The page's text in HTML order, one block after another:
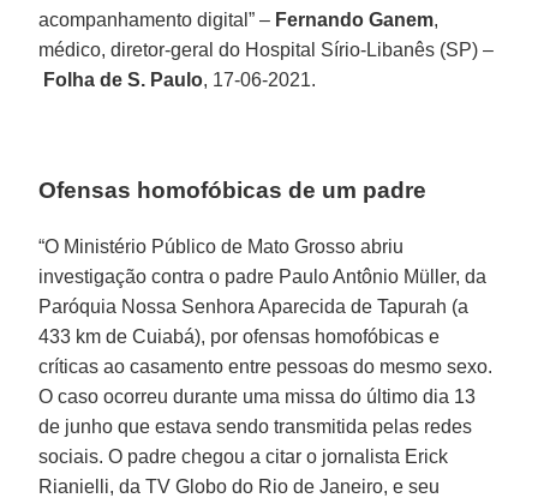
acompanhamento digital” – Fernando Ganem,
médico, diretor-geral do Hospital Sírio-Libanês (SP) –
Folha de S. Paulo, 17-06-2021.
Ofensas homofóbicas de um padre
“O Ministério Público de Mato Grosso abriu
investigação contra o padre Paulo Antônio Müller, da
Paróquia Nossa Senhora Aparecida de Tapurah (a
433 km de Cuiabá), por ofensas homofóbicas e
críticas ao casamento entre pessoas do mesmo sexo.
O caso ocorreu durante uma missa do último dia 13
de junho que estava sendo transmitida pelas redes
sociais. O padre chegou a citar o jornalista Erick
Rianielli, da TV Globo do Rio de Janeiro, e seu